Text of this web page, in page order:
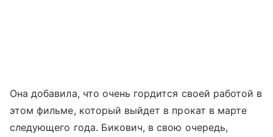
Она добавила, что очень гордится своей работой в
этом фильме, который выйдет в прокат в марте
следующего года. Бикович, в свою очередь,